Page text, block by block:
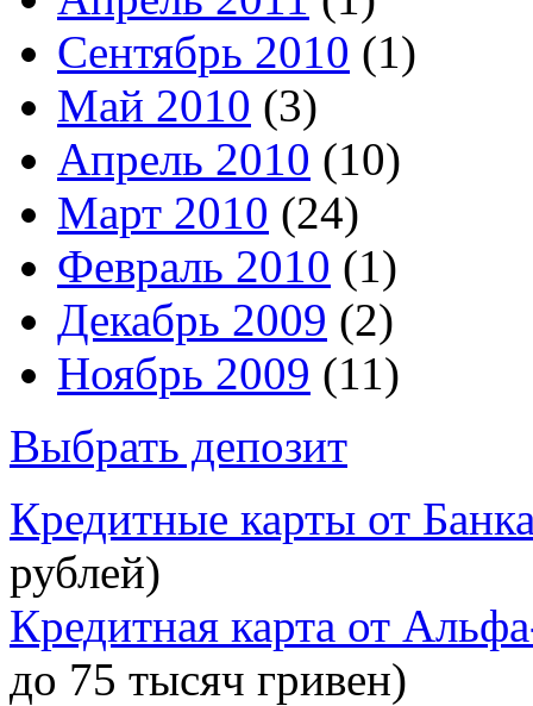
Сентябрь 2010 (1)
Май 2010 (3)
Апрель 2010 (10)
Март 2010 (24)
Февраль 2010 (1)
Декабрь 2009 (2)
Ноябрь 2009 (11)
Выбрать депозит
Кредитные карты от
рублей)
Кредитная карта от
до 75 тысяч гривен)